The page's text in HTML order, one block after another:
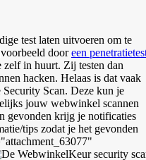
test laten uitvoeren om te
dooreen
zelf in huurt. Zij testen dan
hacken. Helaas is dat vaak
Scan. Deze kun je
jouw webwinkel scannen
gevonden krijg je notificaties
tips zodat je het gevonden